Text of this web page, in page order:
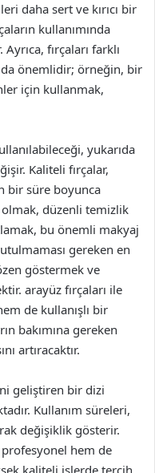
daha sert ve kırıcı bir
kullanımında
fırçaları farklı
önemlidir; örneğin, bir
için kullanmak,
yukarıda
Kaliteli fırçalar,
bir süre boyunca
olmak, düzenli temizlik
bu önemli makyaj
gereken en
göstermek ve
arayüz fırçaları ile
de kullanışlı bir
bakımına gereken
artıracaktır.
geliştiren bir dizi
Kullanım süreleri,
değişiklik gösterir.
profesyonel hem de
kaliteli işlerde tercih